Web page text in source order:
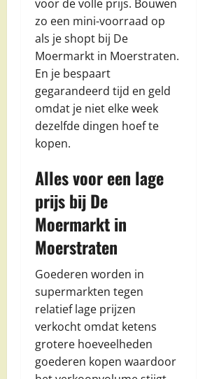
voor de volle prijs. Bouwen
zo een mini-voorraad op
als je shopt bij De
Moermarkt in Moerstraten.
En je bespaart
gegarandeerd tijd en geld
omdat je niet elke week
dezelfde dingen hoef te
kopen.
Alles voor een lage
prijs bij De
Moermarkt in
Moerstraten
Goederen worden in
supermarkten tegen
relatief lage prijzen
verkocht omdat ketens
grotere hoeveelheden
goederen kopen waardoor